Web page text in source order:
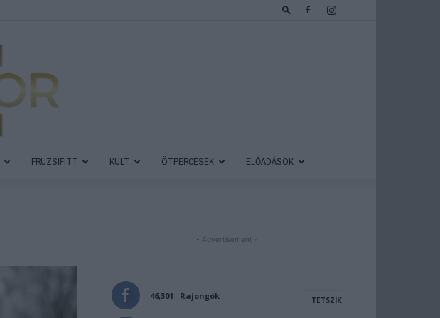
FRUZSIFITT KULT ÖTPERCESEK ELŐADÁSOK
- Advertisement -
46,301 Rajongók TETSZIK